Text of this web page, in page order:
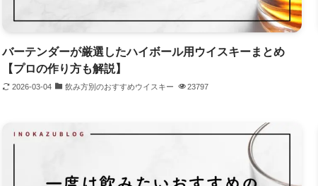
バーテンダーが厳選したハイボール用ウイスキーまとめ
【プロの作り方も解説】
2026-03-04 飲み方別のおすすめウイスキー 23797